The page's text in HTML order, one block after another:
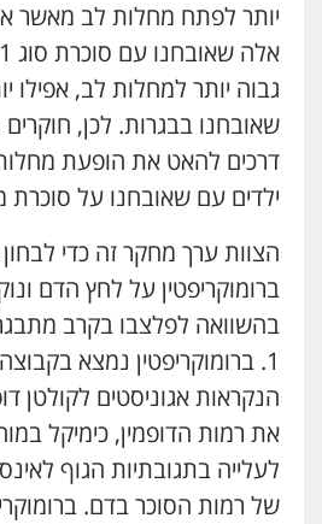
יותר לפתח מחלות לב מאשר
גבוה יותר למחלות לב, אפילו
שאובחנו בבגרות. לכן, חוקרים
דרכים להאט את הופעת
ילדים עם שאובחנו על סוכרת
הצוות ערך מחקר זה כדי
ברומוקריפטין על לחץ הדם
בהשוואה לפלצבו בקרב
1. ברומוקריפטין נמצא
הנקראות אגוניסטים לקולטן
את רמות הדופמין, כימיקל
לעלייה בתגובתיות הגוף
של רמות הסוכר בדם.